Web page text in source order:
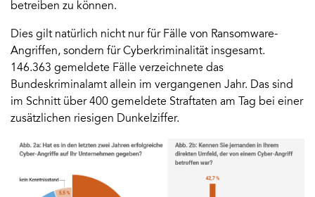
betreiben zu können.
Dies gilt natürlich nicht nur für Fälle von Ransomware-
Angriffen, sondern für Cyberkriminalität insgesamt.
146.363 gemeldete Fälle verzeichnete das
Bundeskriminalamt allein im vergangenen Jahr. Das sind
im Schnitt über 400 gemeldete Straftaten am Tag bei einer
zusätzlichen riesigen Dunkelziffer.